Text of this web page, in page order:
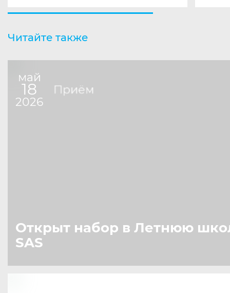
Читайте также
май
18
2026
Приём
Открыт набор в Летнюю
SAS